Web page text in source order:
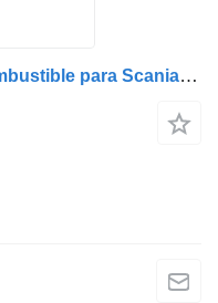
2260591 sensor de nivel de combustible para Scania camión